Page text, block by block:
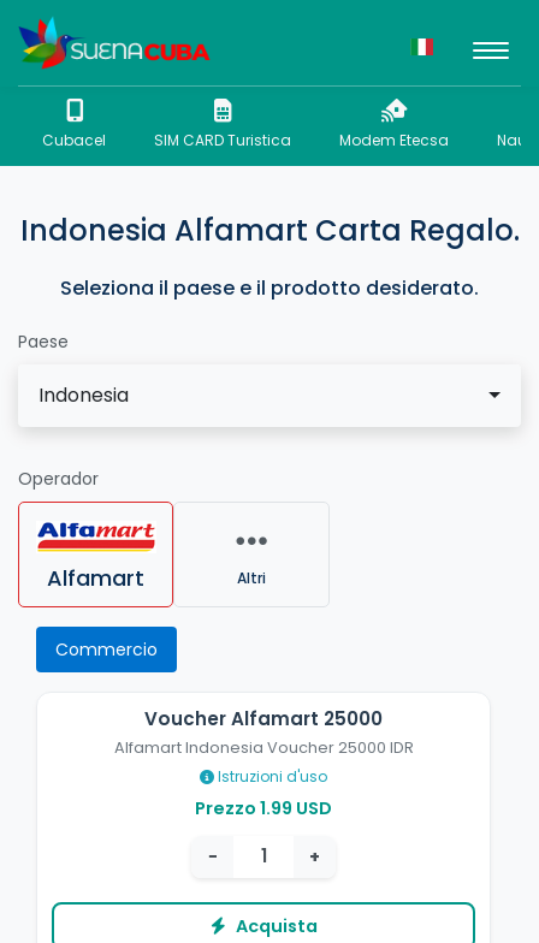
Cubacel SIM CARD Turistica Modem Etecsa
Indonesia Alfamart Carta Regalo.
Seleziona il paese e il prodotto desiderato.
Paese
Indonesia
Operador
Alfamart Altri
Commercio
Voucher Alfamart 25000
Alfamart Indonesia Voucher 25000 IDR
Istruzioni d'uso
Prezzo 1.99 USD
−
+
Acquista